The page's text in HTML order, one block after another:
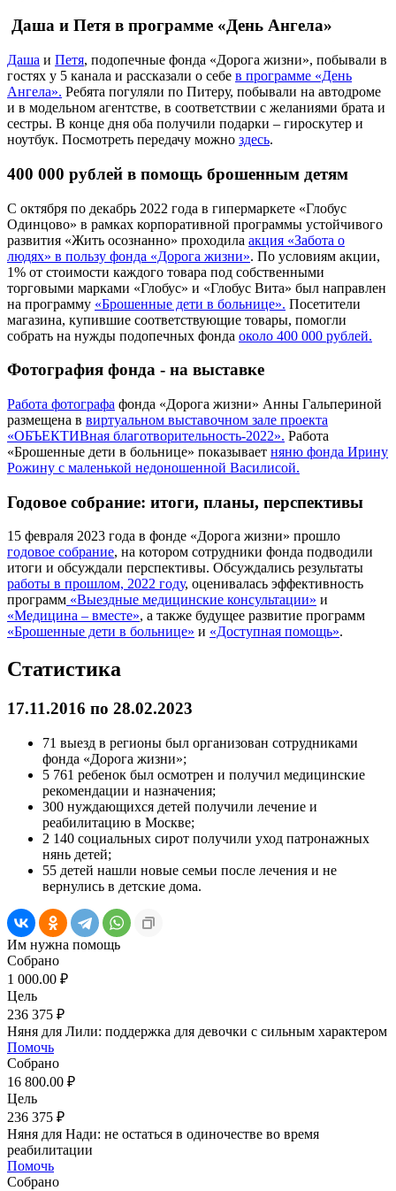
Даша и Петя в программе «День Ангела»
Даша и Петя, подопечные фонда «Дорога жизни», побывали в
гостях у 5 канала и рассказали о себе в программе «День
Ангела». Ребята погуляли по Питеру, побывали на автодроме
и в модельном агентстве, в соответствии с желаниями брата и
сестры. В конце дня оба получили подарки – гироскутер и
ноутбук. Посмотреть передачу можно здесь.
400 000 рублей в помощь брошенным детям
С октября по декабрь 2022 года в гипермаркете «Глобус
Одинцово» в рамках корпоративной программы устойчивого
развития «Жить осознанно» проходила акция «Забота о
людях» в пользу фонда «Дорога жизни». По условиям акции,
1% от стоимости каждого товара под собственными
торговыми марками «Глобус» и «Глобус Вита» был направлен
на программу «Брошенные дети в больнице». Посетители
магазина, купившие соответствующие товары, помогли
собрать на нужды подопечных фонда около 400 000 рублей.
Фотография фонда - на выставке
Работа фотографа фонда «Дорога жизни» Анны Гальпериной
размещена в виртуальном выставочном зале проекта
«ОБЪЕКТИВная благотворительность-2022». Работа
«Брошенные дети в больнице» показывает няню фонда Ирину
Рожину с маленькой недоношенной Василисой.
Годовое собрание: итоги, планы, перспективы
15 февраля 2023 года в фонде «Дорога жизни» прошло
годовое собрание, на котором сотрудники фонда подводили
итоги и обсуждали перспективы. Обсуждались результаты
работы в прошлом, 2022 году, оценивалась эффективность
программ «Выездные медицинские консультации» и
«Медицина – вместе», а также будущее развитие программ
«Брошенные дети в больнице» и «Доступная помощь».
Статистика
17.11.2016 по 28.02.2023
71 выезд в регионы был организован сотрудниками
фонда «Дорога жизни»;
5 761 ребенок был осмотрен и получил медицинские
рекомендации и назначения;
300 нуждающихся детей получили лечение и
реабилитацию в Москве;
2 140 социальных сирот получили уход патронажных
нянь детей;
55 детей нашли новые семьи после лечения и не
вернулись в детские дома.
Им нужна помощь
Собрано
1 000.00 ₽
Цель
236 375 ₽
Няня для Лили: поддержка для девочки с сильным характером
Помочь
Собрано
16 800.00 ₽
Цель
236 375 ₽
Няня для Нади: не остаться в одиночестве во время
реабилитации
Помочь
Собрано